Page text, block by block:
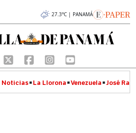
27.3°C | PANAMÁ
Noticias La Llorona Venezuela José